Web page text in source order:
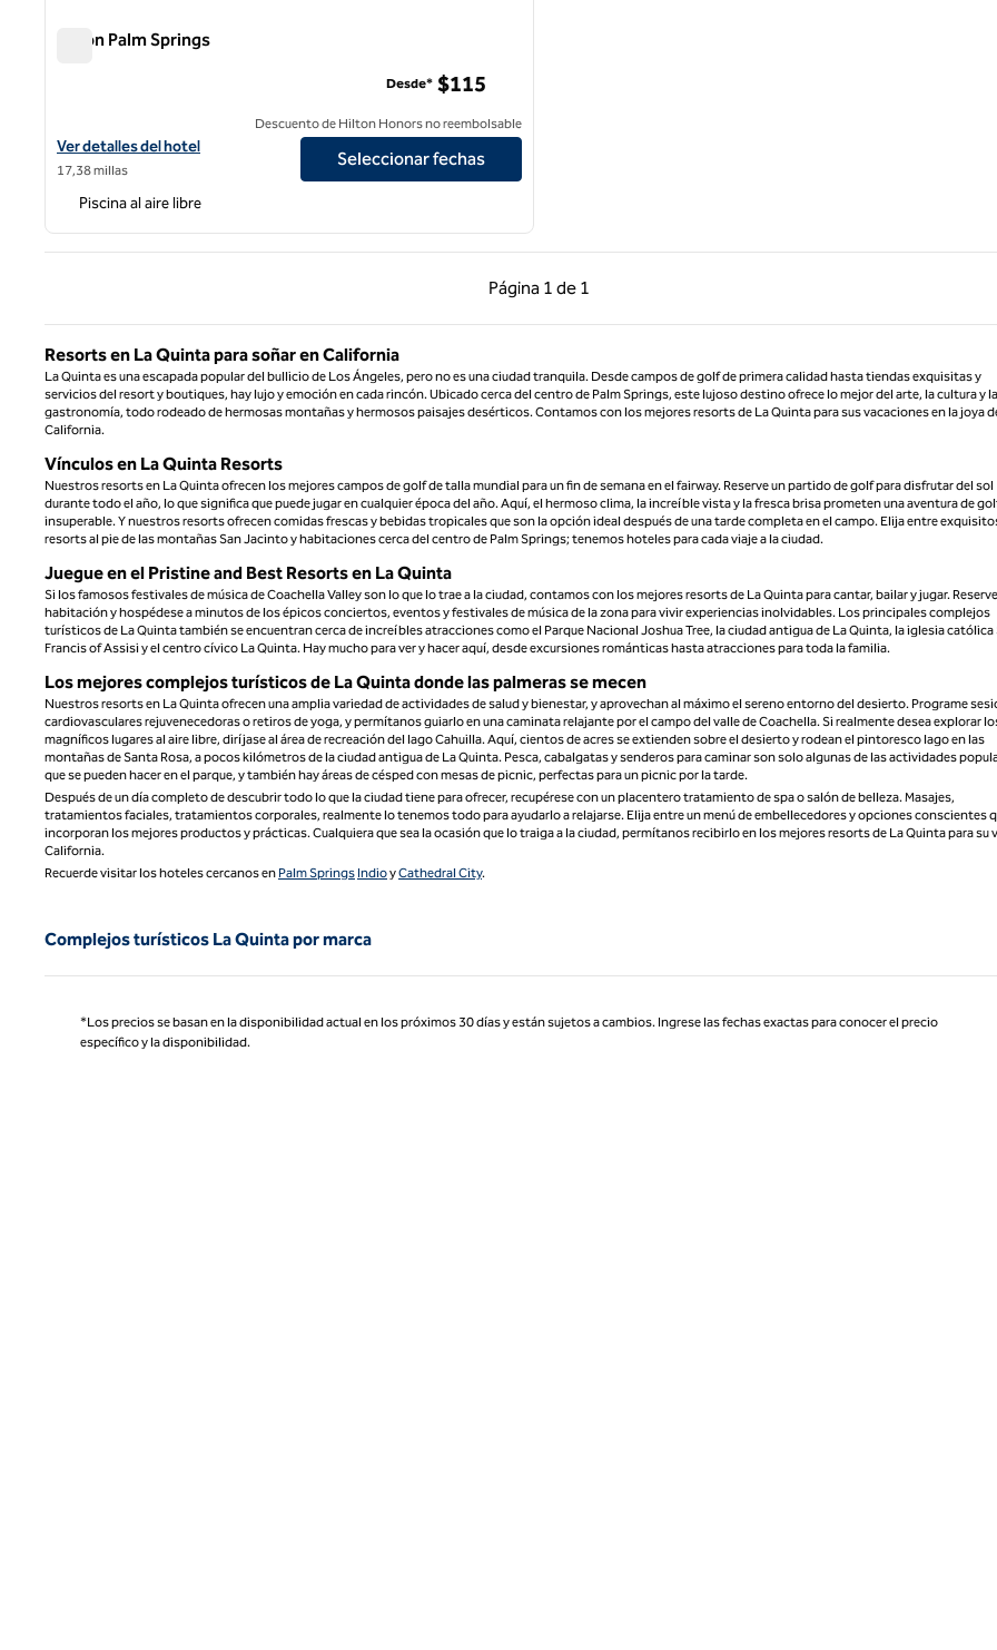
Hilton Palm Springs
Ver detalles del hotel Hilton Palm Springs
Ver detalles del hotel
17,38 millas
Desde* $115
Descuento de Hilton Honors no reembolsable
Seleccionar fechas
Piscina al aire libre
Página 1 de 1
Página anterior, 1 de 1
Página 1 de 1
Resorts en La Quinta para soñar en California
La Quinta es una escapada popular del bullicio de Los Ángeles, pero no es una ciudad tranquila. Desde campos de golf de primera calidad hasta tiendas exquisitas y
servicios del resort y boutiques, hay lujo y emoción en cada rincón. Ubicado cerca del centro de Palm Springs, este lujoso destino ofrece lo mejor del arte, la cultura y la
gastronomía, todo rodeado de hermosas montañas y hermosos paisajes desérticos. Contamos con los mejores resorts de La Quinta para sus vacaciones en la joya
California.
Vínculos en La Quinta Resorts
Nuestros resorts en La Quinta ofrecen los mejores campos de golf de talla mundial para un fin de semana en el fairway. Reserve un partido de golf para disfrutar del sol
durante todo el año, lo que significa que puede jugar en cualquier época del año. Aquí, el hermoso clima, la increíble vista y la fresca brisa prometen una aventura de
insuperable. Y nuestros resorts ofrecen comidas frescas y bebidas tropicales que son la opción ideal después de una tarde completa en el campo. Elija entre
resorts al pie de las montañas San Jacinto y habitaciones cerca del centro de Palm Springs; tenemos hoteles para cada viaje a la ciudad.
Juegue en el Pristine and Best Resorts en La Quinta
Si los famosos festivales de música de Coachella Valley son lo que lo trae a la ciudad, contamos con los mejores resorts de La Quinta para cantar, bailar y jugar.
habitación y hospédese a minutos de los épicos conciertos, eventos y festivales de música de la zona para vivir experiencias inolvidables. Los principales complejos
turísticos de La Quinta también se encuentran cerca de increíbles atracciones como el Parque Nacional Joshua Tree, la ciudad antigua de La Quinta, la iglesia católica
Francis of Assisi y el centro cívico La Quinta. Hay mucho para ver y hacer aquí, desde excursiones románticas hasta atracciones para toda la familia.
Los mejores complejos turísticos de La Quinta donde las palmeras se mecen
Nuestros resorts en La Quinta ofrecen una amplia variedad de actividades de salud y bienestar, y aprovechan al máximo el sereno entorno del desierto. Programe
cardiovasculares rejuvenecedoras o retiros de yoga, y permítanos guiarlo en una caminata relajante por el campo del valle de Coachella. Si realmente desea explorar
magníficos lugares al aire libre, diríjase al área de recreación del lago Cahuilla. Aquí, cientos de acres se extienden sobre el desierto y rodean el pintoresco lago en las
montañas de Santa Rosa, a pocos kilómetros de la ciudad antigua de La Quinta. Pesca, cabalgatas y senderos para caminar son solo algunas de las actividades
que se pueden hacer en el parque, y también hay áreas de césped con mesas de picnic, perfectas para un picnic por la tarde.
Después de un día completo de descubrir todo lo que la ciudad tiene para ofrecer, recupérese con un placentero tratamiento de spa o salón de belleza. Masajes,
tratamientos faciales, tratamientos corporales, realmente lo tenemos todo para ayudarlo a relajarse. Elija entre un menú de embellecedores y opciones conscientes
incorporan los mejores productos y prácticas. Cualquiera que sea la ocasión que lo traiga a la ciudad, permítanos recibirlo en los mejores resorts de La Quinta para su
California.
Recuerde visitar los hoteles cercanos en Palm Springs IndioyCathedral City.
Complejos turísticos La Quinta por marca
*Los precios se basan en la disponibilidad actual en los próximos 30 días y están sujetos a cambios. Ingrese las fechas exactas para conocer el precio
específico y la disponibilidad.